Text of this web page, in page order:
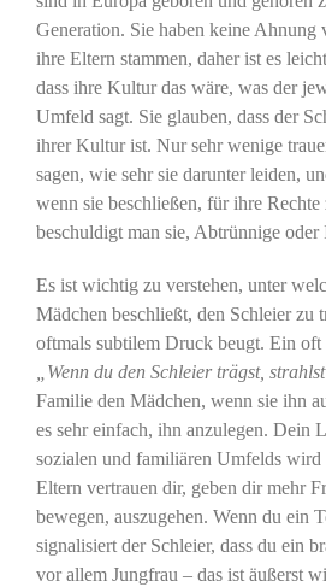
Generation. Sie haben keine Ahnung
ihre Eltern stammen, daher ist es
dass ihre Kultur das wäre, was der
Umfeld sagt. Sie glauben, dass der
ihrer Kultur ist. Nur sehr wenige
sagen, wie sehr sie darunter leiden,
wenn sie beschließen, für ihre Rechte
beschuldigt man sie, Abtrünnige oder
Es ist wichtig zu verstehen, unter
Mädchen beschließt, den Schleier zu
oftmals subtilem Druck beugt. Ein oft
„Wenn du den Schleier trägst,
Familie den Mädchen, wenn sie ihn
es sehr einfach, ihn anzulegen. Dein
sozialen und familiären Umfelds wird
Eltern vertrauen dir, geben dir mehr
bewegen, auszugehen. Wenn du ein
signalisiert der Schleier, dass du ein
vor allem Jungfrau – das ist äußerst